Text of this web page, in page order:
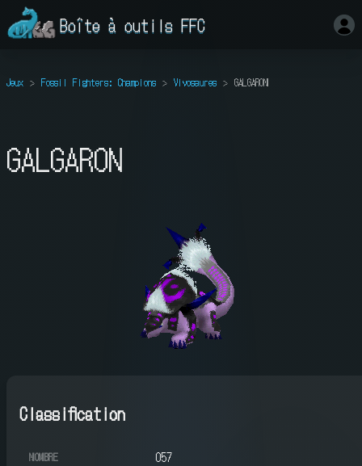
Boîte à outils FFC
Jeux Fossil Fighters: Champions Vivosaures GALGARON
GALGARON
Classification
NOMBRE 057